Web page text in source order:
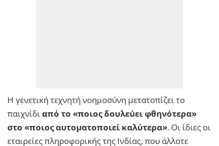
Η γενετική τεχνητή νοημοσύνη μετατοπίζει το
παιχνίδιαπό το «ποιος δουλεύει φθηνότερα»
στο «ποιος αυτοματοποιεί καλύτερα». Οι ίδιες οι
εταιρείες πληροφορικής της Ινδίας, που άλλοτε